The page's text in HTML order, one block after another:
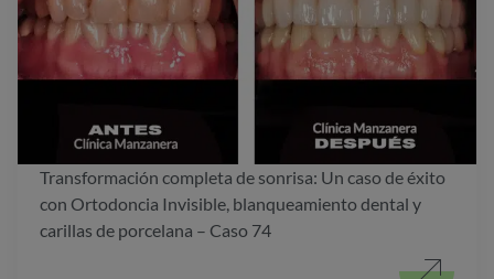
Transformación completa de sonrisa: Un caso de éxito
con Ortodoncia Invisible, blanqueamiento dental y
carillas de porcelana – Caso 74